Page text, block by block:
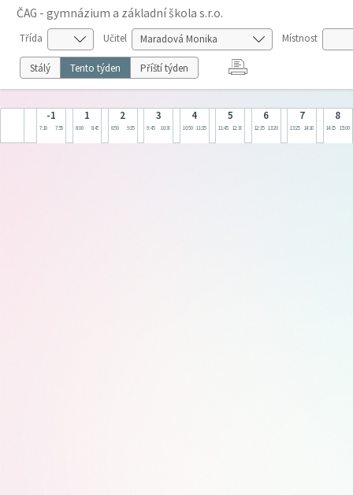
ČAG - gymnázium a základní škola s.r.o.
Třída Učitel Místnost
Stálý Tento týden Příští týden
-1
7:10 7:55
1
8:00 8:45
2
8:50 9:35
3
9:45 10:30
4
10:50 11:35
5
11:45 12:30
6
12:35 13:20
7
13:25 14:10
8
14:15 15:00